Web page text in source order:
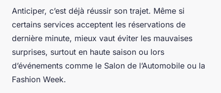
Anticiper, c’est déjà réussir son trajet. Même si
certains services acceptent les réservations de
dernière minute, mieux vaut éviter les mauvaises
surprises, surtout en haute saison ou lors
d’événements comme le Salon de l’Automobile ou la
Fashion Week.